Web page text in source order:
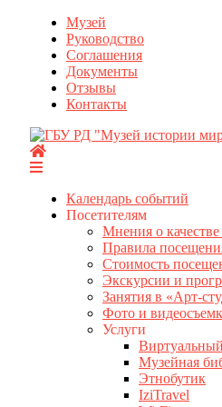
Перейти
содержимому
Музей
Руководство
Соглашения
Документы
Отзывы
Контакты
Календарь событий
Посетителям
Мнения о качестве
Правила
Стоимость
Экскурсии и
Занятия в «Арт-
Фото и
Услуги
Музейная
Этнобутик
IziTravel